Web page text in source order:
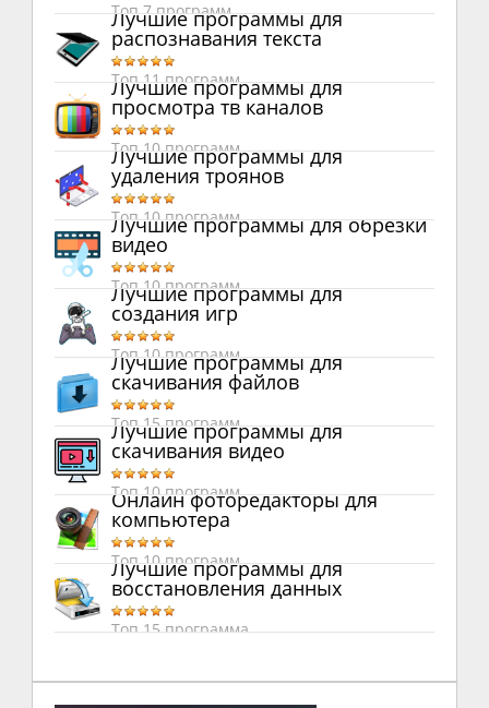
Топ 7 программ
Лучшие программы для
распознавания текста
Топ 11 программ
Лучшие программы для
просмотра тв каналов
Топ 10 программ
Лучшие программы для
удаления троянов
Топ 10 программ
Лучшие программы для обрезки
видео
Топ 10 программ
Лучшие программы для
создания игр
Топ 10 программ
Лучшие программы для
скачивания файлов
Топ 15 программ
Лучшие программы для
скачивания видео
Топ 10 программ
Онлайн фоторедакторы для
компьютера
Топ 10 программ
Лучшие программы для
восстановления данных
Топ 15 программа